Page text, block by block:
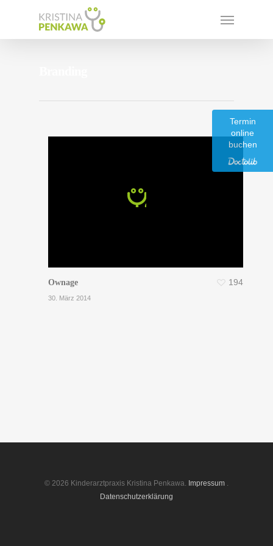
Termin
online
buchen
Ownage
30. März 2014
194
© 2026 Kinderarztpraxis Kristina Penkawa. Impressum .
Datenschutzerklärung